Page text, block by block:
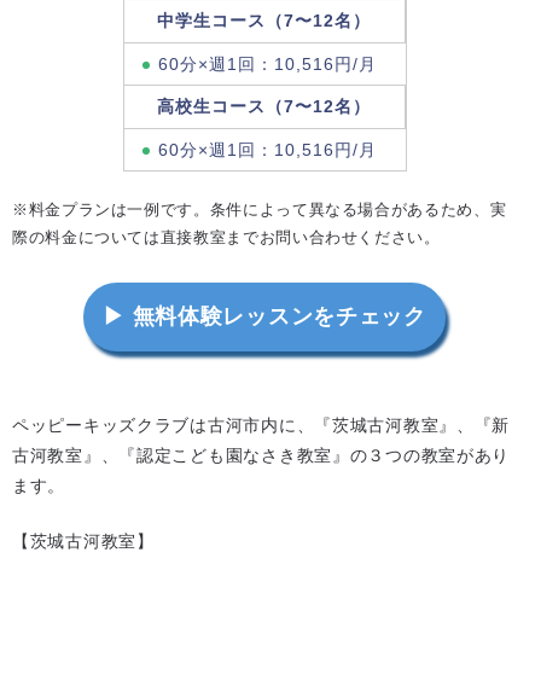
中学生コース（7〜12名）
60分×週1回：10,516円/月
高校生コース（7〜12名）
60分×週1回：10,516円/月
※料金プランは一例です。条件によって異なる場合があるため、実
際の料金については直接教室までお問い合わせください。
▶ 無料体験レッスンをチェック
ペッピーキッズクラブは古河市内に、『茨城古河教室』、『新
古河教室』、『認定こども園なさき教室』の３つの教室があり
ます。
【茨城古河教室】